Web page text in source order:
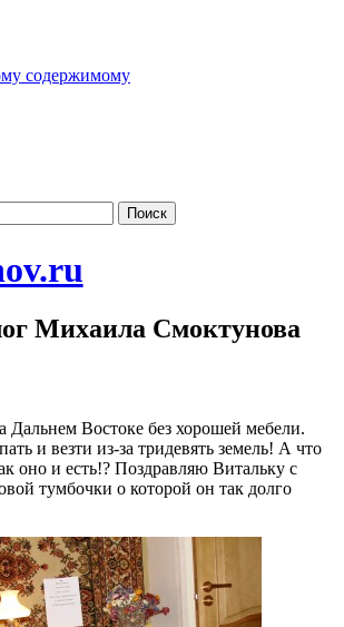
содержимому
Михаила Смоктунова
Дальнем Востоке без хорошей мебели.
и везти из-за тридевять земель! А что
оно и есть!? Поздравляю Витальку с
тумбочки о которой он так долго